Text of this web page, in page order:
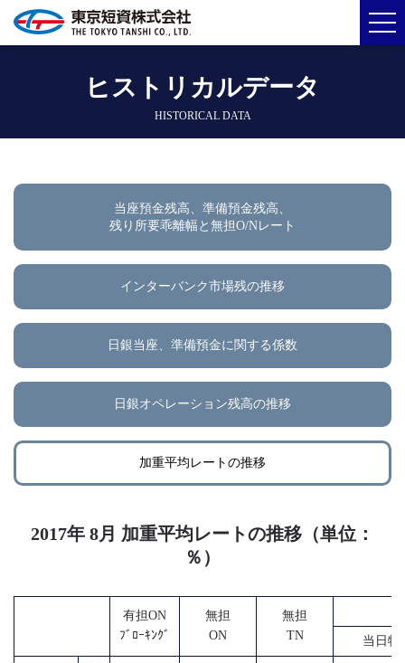
ヒストリカルデータ
HISTORICAL DATA
当座預金残高、準備預金残高、
残り所要乖離幅と無担O/Nレート
インターバンク市場残の推移
日銀当座、準備預金に関する係数
日銀オペレーション残高の推移
加重平均レートの推移
2017年 8月 加重平均レートの推移（単位：
％）
有担ON
ﾌﾞﾛｰｷﾝｸﾞ
無担
ON
無担
TN
当日物